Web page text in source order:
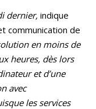
dernier, indique
communication de
en moins de
heures, dès lors
et d’une
avec
les services